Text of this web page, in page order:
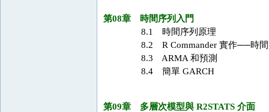
第08章 時間序列入門
8.1 時間序列原理
8.2 R Commander 實作──時間
8.3 ARMA 和預測
8.4 簡單 GARCH
第09章 多層次模型與 R2STATS 介面